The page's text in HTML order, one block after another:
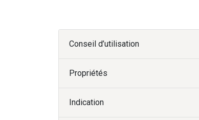
Conseil d’utilisation
Propriétés
Indication